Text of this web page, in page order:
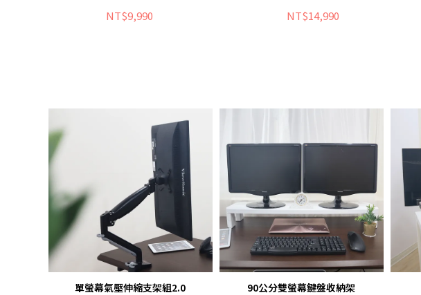
NT$9,990 NT$14,990
單螢幕氣壓伸縮支架組2.0 90公分雙螢幕鍵盤收納架